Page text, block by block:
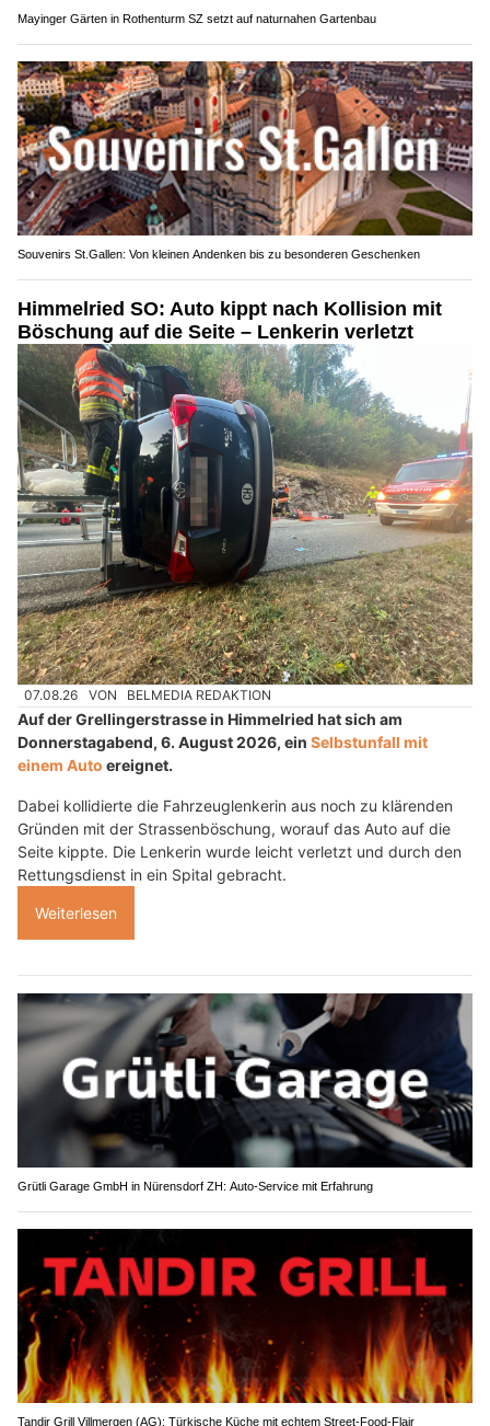
Mayinger Gärten in Rothenturm SZ setzt auf naturnahen Gartenbau
Souvenirs St.Gallen: Von kleinen Andenken bis zu besonderen Geschenken
Himmelried SO: Auto kippt nach Kollision mit
Böschung auf die Seite – Lenkerin verletzt
07.08.26 VON BELMEDIA REDAKTION
Auf der Grellingerstrasse in Himmelried hat sich am
Donnerstagabend, 6. August 2026, ein Selbstunfall mit
einem Auto ereignet.
Dabei kollidierte die Fahrzeuglenkerin aus noch zu klärenden
Gründen mit der Strassenböschung, worauf das Auto auf die
Seite kippte. Die Lenkerin wurde leicht verletzt und durch den
Rettungsdienst in ein Spital gebracht.
Weiterlesen
Grütli Garage GmbH in Nürensdorf ZH: Auto-Service mit Erfahrung
Tandir Grill Villmergen (AG): Türkische Küche mit echtem Street-Food-Flair